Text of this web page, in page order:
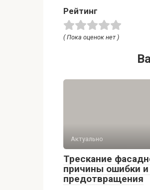
Рейтинг
( Пока оценок нет )
Актуально
Трескание
причины ошибки
предотвращения